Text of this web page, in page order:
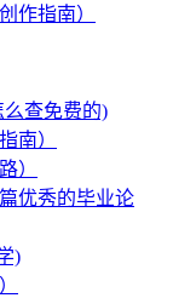
作指南）
查免费的)
南）
）
优秀的毕业论
)